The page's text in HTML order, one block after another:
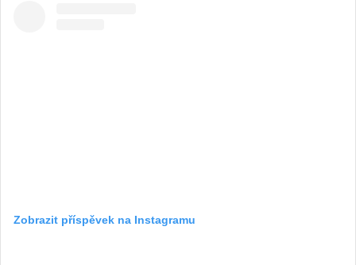
Zobrazit příspěvek na Instagramu